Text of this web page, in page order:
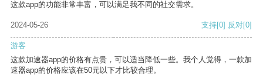
这款app的功能非常丰富，可以满足我不同的社交需求。
2024-05-26 支持[0] 反对[0]
游客
这款加速器app的价格有点贵，可以适当降低一些。我个人觉得，一款加
速器app的价格应该在50元以下才比较合理。